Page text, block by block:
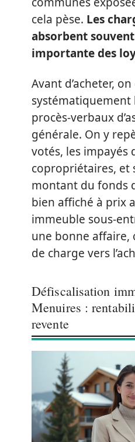
cela pèse. Les
absorbent
importante des
Avant d’acheter,
procès-verbaux
générale. On y
votés, les impayés
copropriétaires, et
montant du fonds
bien affiché à prix
immeuble sous-
une bonne affaire,
de charge vers
Défiscalisation
Menuires :
revente